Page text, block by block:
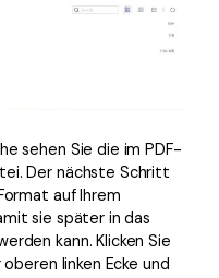
sehen Sie die im PDF-
Der nächste Schritt
auf Ihrem
sie später in das
kann. Klicken Sie
linken Ecke und